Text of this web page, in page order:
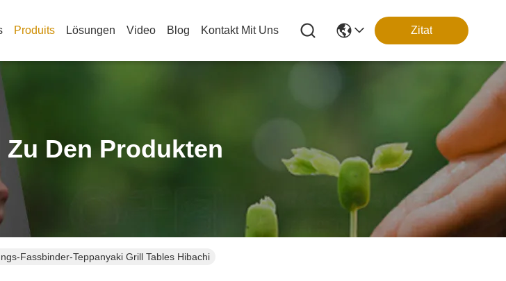
Produits Lösungen Video Blog Kontakt Mit Uns Zitat
Den Produkten
Fassbinder-Teppanyaki Grill Tables Hibachi